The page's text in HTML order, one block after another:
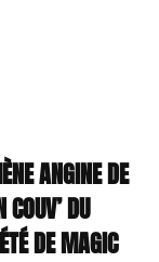
ANGINE DE
COUV’ DU
DE MAGIC